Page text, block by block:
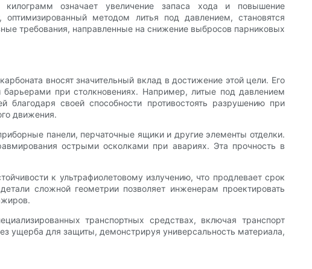
означает увеличение запаса хода и повышение
методом литья под давлением, становятся
требования, направленные на снижение выбросов парниковых
вносят значительный вклад в достижение этой цели. Его
при столкновениях. Например, литые под давлением
своей способности противостоять разрушению при
движения.
панели, перчаточные ящики и другие элементы отделки.
острыми осколками при авариях. Эта прочность в
к ультрафиолетовому излучению, что продлевает срок
сложной геометрии позволяет инженерам проектировать
транспортных средствах, включая транспорт
ущерба для защиты, демонстрируя универсальность материала,